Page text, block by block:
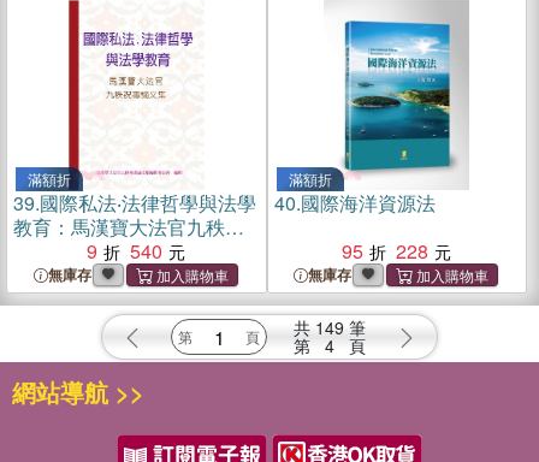
滿額折
39.國際私法‧法律哲學與法學
教育：馬漢寶大法官九秩祝
壽論文集9 540
無庫存
滿額折
40.國際海洋資源法
95
228
無庫存
共 149 筆
第 4 頁
網站導航 >>